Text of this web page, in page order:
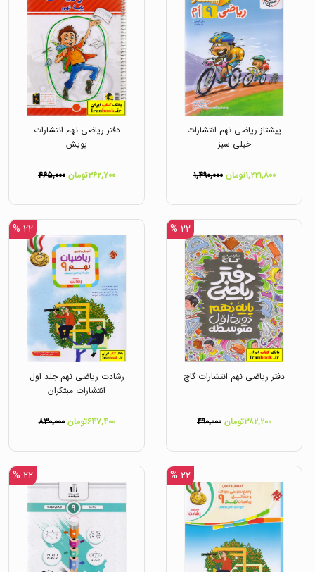
پیشتاز ریاضی نهم انتشارات
خیلی سبز
۱,۲۲۱,۸۰۰تومان ۱,۴۹۰,۰۰۰
دفتر ریاضی نهم انتشارات
پویش
۳۶۲,۷۰۰تومان ۴۶۵,۰۰۰
۲۲ %
دفتر ریاضی نهم انتشارات گاج
۳۸۲,۲۰۰تومان ۴۹۰,۰۰۰
۲۲ %
رشادت ریاضی نهم جلد اول
انتشارات مبتکران
۶۴۷,۴۰۰تومان ۸۳۰,۰۰۰
۲۲ % ۲۲ %